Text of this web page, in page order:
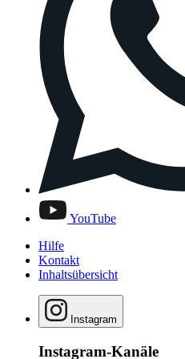
YouTube
Hilfe
Kontakt
Inhaltsübersicht
Instagram
Instagram-Kanäle